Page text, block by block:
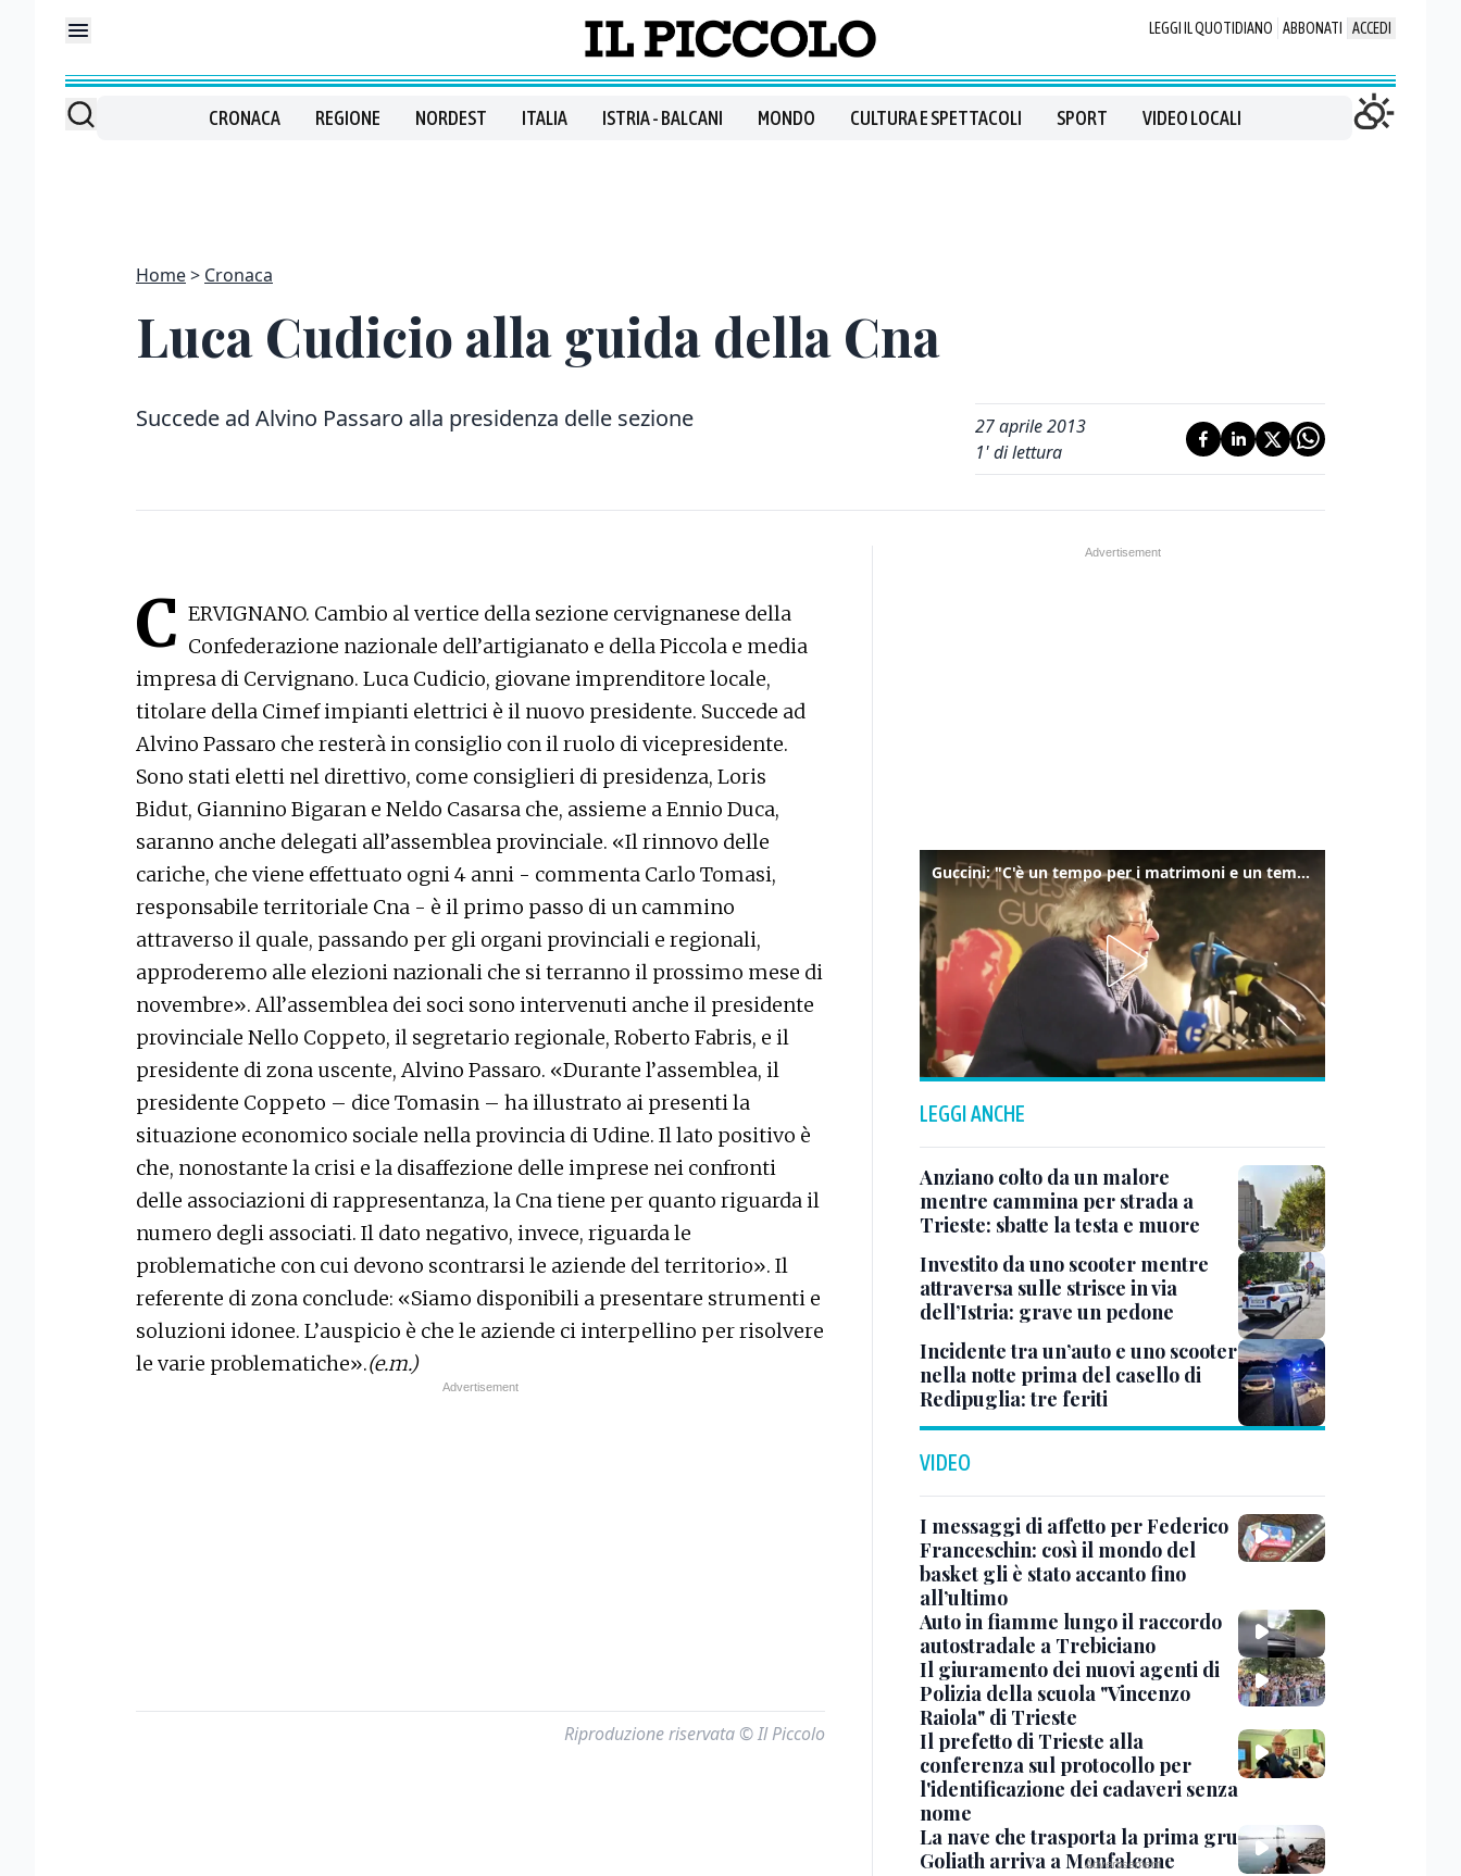
LEGGI IL QUOTIDIANO ABBONATI ACCEDI
CRONACA REGIONE NORDEST ITALIA ISTRIA - BALCANI MONDO CULTURA E SPETTACOLI SPORT VIDEO LOCALI
Home Cronaca
Luca Cudicio alla guida della Cna
Succede ad Alvino Passaro alla presidenza delle sezione
27 aprile 2013
1' di lettura
C ERVIGNANO. Cambio al vertice della sezione cervignanese della
Confederazione nazionale dell’artigianato e della Piccola e media
impresa di Cervignano. Luca Cudicio, giovane imprenditore locale,
titolare della Cimef impianti elettrici è il nuovo presidente. Succede ad
Alvino Passaro che resterà in consiglio con il ruolo di vicepresidente.
Sono stati eletti nel direttivo, come consiglieri di presidenza, Loris
Bidut, Giannino Bigaran e Neldo Casarsa che, assieme a Ennio Duca,
saranno anche delegati all’assemblea provinciale. «Il rinnovo delle
cariche, che viene effettuato ogni 4 anni - commenta Carlo Tomasi,
responsabile territoriale Cna - è il primo passo di un cammino
attraverso il quale, passando per gli organi provinciali e regionali,
approderemo alle elezioni nazionali che si terranno il prossimo mese di
novembre». All’assemblea dei soci sono intervenuti anche il presidente
provinciale Nello Coppeto, il segretario regionale, Roberto Fabris, e il
presidente di zona uscente, Alvino Passaro. «Durante l’assemblea, il
presidente Coppeto – dice Tomasin – ha illustrato ai presenti la
situazione economico sociale nella provincia di Udine. Il lato positivo è
che, nonostante la crisi e la disaffezione delle imprese nei confronti
delle associazioni di rappresentanza, la Cna tiene per quanto riguarda il
numero degli associati. Il dato negativo, invece, riguarda le
problematiche con cui devono scontrarsi le aziende del territorio». Il
referente di zona conclude: «Siamo disponibili a presentare strumenti e
soluzioni idonee. L’auspicio è che le aziende ci interpellino per risolvere
le varie problematiche».(e.m.)
Riproduzione riservata © Il Piccolo
Guccini: "C'è un tempo per i matrimoni e un tempo per i funerali"
LEGGI ANCHE
Anziano colto da un malore
mentre cammina per strada a
Trieste: sbatte la testa e muore
Investito da uno scooter mentre
attraversa sulle strisce in via
dell’Istria: grave un pedone
Incidente tra un’auto e uno scooter
nella notte prima del casello di
Redipuglia: tre feriti
VIDEO
I messaggi di affetto per Federico
Franceschin: così il mondo del
basket gli è stato accanto fino
all’ultimo
Auto in fiamme lungo il raccordo
autostradale a Trebiciano
Il giuramento dei nuovi agenti di
Polizia della scuola "Vincenzo
Raiola" di Trieste
Il prefetto di Trieste alla
conferenza sul protocollo per
l'identificazione dei cadaveri senza
nome
La nave che trasporta la prima gru
Goliath arriva a Monfalcone